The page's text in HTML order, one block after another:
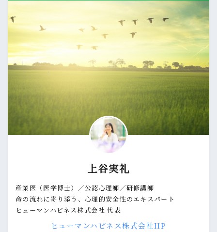
上谷実礼
産業医（医学博士）／公認心理師／研修講師
命の流れに寄り添う、心理的安全性のエキスパート
ヒューマンハピネス株式会社 代表
ヒューマンハピネス株式会社HP